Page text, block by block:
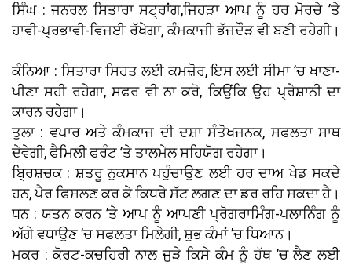
ਸਿੰਘ : ਜਨਰਲ ਸਿਤਾਰਾ ਸਟ੍ਰਾਂਗ,ਜਿਹੜਾ ਆਪ ਨੂੰ ਹਰ ਮੋਰਚੇ ’ਤੇ
ਹਾਵੀ-ਪ੍ਰਭਾਵੀ-ਵਿਜਈ ਰੱਖੇਗਾ, ਕੰਮਕਾਜੀ ਭੱਜਦੌੜ ਵੀ ਬਣੀ ਰਹੇਗੀ।
ਕੰਨਿਆ : ਸਿਤਾਰਾ ਸਿਹਤ ਲਈ ਕਮਜ਼ੋਰ, ਇਸ ਲਈ ਸੀਮਾ ’ਚ ਖਾਣਾ-
ਪੀਣਾ ਸਹੀ ਰਹੇਗਾ, ਸਫਰ ਵੀ ਨਾ ਕਰੋ, ਕਿਉਂਕਿ ਉਹ ਪ੍ਰੇਸ਼ਾਨੀ ਦਾ
ਕਾਰਨ ਰਹੇਗਾ।
ਤੁਲਾ : ਵਪਾਰ ਅਤੇ ਕੰਮਕਾਜ ਦੀ ਦਸ਼ਾ ਸੰਤੋਖਜਨਕ, ਸਫਲਤਾ ਸਾਥ
ਦੇਵੇਗੀ, ਫੈਮਿਲੀ ਫਰੰਟ ’ਤੇ ਤਾਲਮੇਲ ਸਹਿਯੋਗ ਰਹੇਗਾ।
ਬ੍ਰਿਸ਼ਚਕ : ਸ਼ਤਰੂ ਨੁਕਸਾਨ ਪਹੁੰਚਾਉਣ ਲਈ ਹਰ ਦਾਅ ਖੇਡ ਸਕਦੇ
ਹਨ, ਪੈਰ ਫਿਸਲਣ ਕਰ ਕੇ ਕਿਧਰੇ ਸੱਟ ਲਗਣ ਦਾ ਡਰ ਰਹਿ ਸਕਦਾ ਹੈ।
ਧਨ : ਯਤਨ ਕਰਨ ’ਤੇ ਆਪ ਨੂੰ ਆਪਣੀ ਪ੍ਰੋਗਰਾਮਿੰਗ-ਪਲਾਨਿੰਗ ਨੂੰ
ਅੱਗੇ ਵਧਾਉਣ ’ਚ ਸਫਲਤਾ ਮਿਲੇਗੀ, ਸ਼ੁਭ ਕੰਮਾਂ ’ਚ ਧਿਆਨ।
ਮਕਰ : ਕੋਰਟ-ਕਚਹਿਰੀ ਨਾਲ ਜੁੜੇ ਕਿਸੇ ਕੰਮ ਨੂੰ ਹੱਥ ’ਚ ਲੈਣ ਲਈ